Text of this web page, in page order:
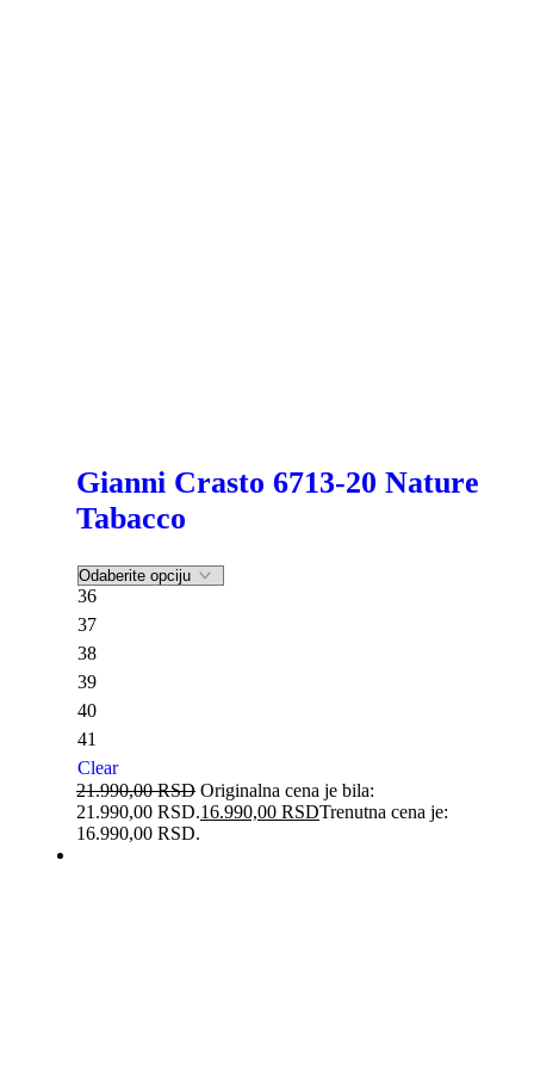
Gianni Crasto 6713-20 Nature
Tabacco
36
37
38
39
40
41
Clear
21.990,00RSD Originalna cena je bila:
21.990,00 RSD.16.990,00 RSDTrenutna cena je:
16.990,00 RSD.